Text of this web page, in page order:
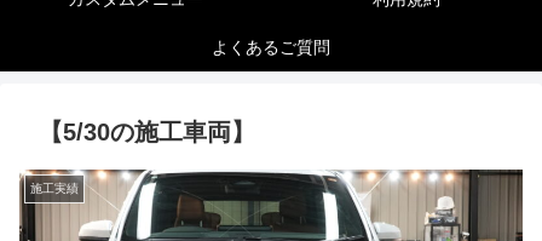
よくあるご質問
【5/30の施工車両】
施工実績